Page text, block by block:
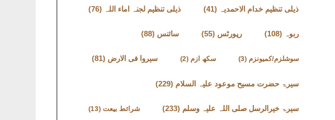
ذیلی تنظیم خدام الاحمدیہ (41) ذیلی تنظیم لجنہ اماء اللہ (76)
ربوہ (108) رپورٹس (55) سائنس (88)
سوشلزم/کمیونزم (3) سکھ ازم (2) سیروا فی الارض (81)
سیرۃ حضرت مسیح موعود علیہ السلام (229)
سیرۃ خیرالرسل صلی اللہ علیہ وسلم (233) شرائط بیعت(13)